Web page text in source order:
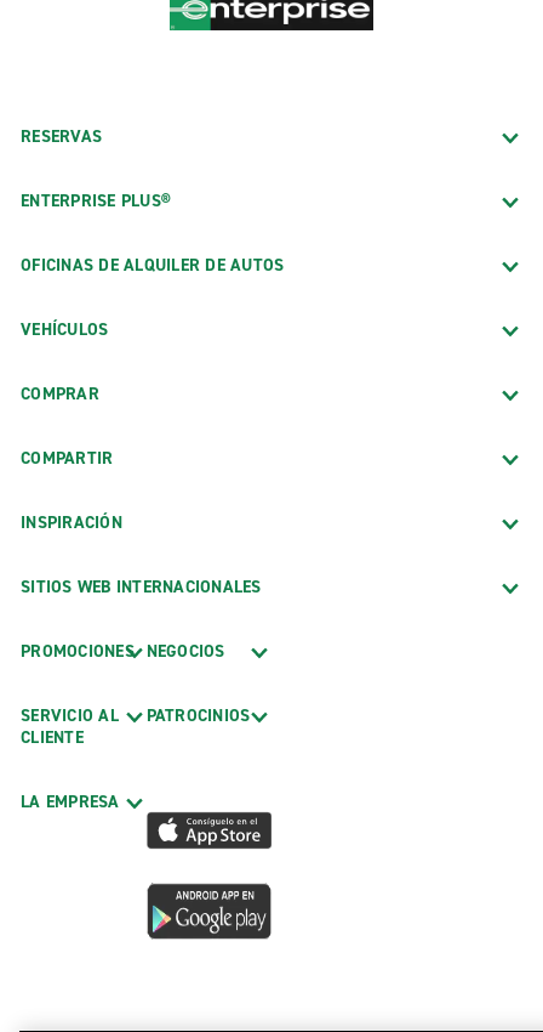
RESERVAS
ENTERPRISE PLUS®
OFICINAS DE ALQUILER DE AUTOS
VEHÍCULOS
COMPRAR
COMPARTIR
INSPIRACIÓN
SITIOS WEB INTERNACIONALES
PROMOCIONES
SERVICIO AL
CLIENTE
LA EMPRESA
NEGOCIOS
PATROCINIOS